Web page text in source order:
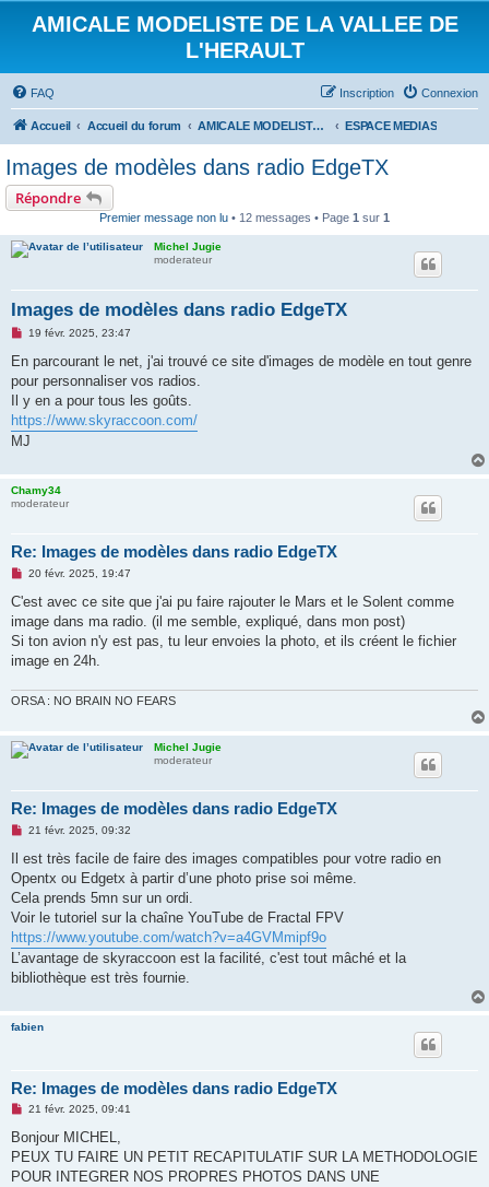
AMICALE MODELISTE DE LA VALLEE DE
L'HERAULT
FAQ Connexion
Inscription
Accueil Accueil du forum AMICALE MODELISTE DE LA VALLEE DE L'HERAULT ESPACE MEDIAS
Images de modèles dans radio EdgeTX
Répondre
Premier message non lu • 12 messages • Page 1 sur 1
Michel Jugie
moderateur
Images de modèles dans radio EdgeTX
M
s
a
g
e
n
o
n
u
19 févr. 2025, 23:47
En parcourant le net, j'ai trouvé ce site d'images de modèle en tout genre
pour personnaliser vos radios.
Il y en a pour tous les goûts.
https://www.skyraccoon.com/
MJ
Chamy34
moderateur
Re: Images de modèles dans radio EdgeTX
M
s
a
g
n
n
l
20 févr. 2025, 19:47
C'est avec ce site que j'ai pu faire rajouter le Mars et le Solent comme
image dans ma radio. (il me semble, expliqué, dans mon post)
Si ton avion n'y est pas, tu leur envoies la photo, et ils créent le fichier
image en 24h.
ORSA : NO BRAIN NO FEARS
Michel Jugie
moderateur
Re: Images de modèles dans radio EdgeTX
M
s
a
g
n
o
n
l
u
21 févr. 2025, 09:32
Il est très facile de faire des images compatibles pour votre radio en
Opentx ou Edgetx à partir d’une photo prise soi même.
Cela prends 5mn sur un ordi.
Voir le tutoriel sur la chaîne YouTube de Fractal FPV
https://www.youtube.com/watch?v=a4GVMmipf9o
L’avantage de skyraccoon est la facilité, c'est tout mâché et la
bibliothèque est très fournie.
fabien
Re: Images de modèles dans radio EdgeTX
M
s
a
g
21 févr. 2025, 09:41
Bonjour MICHEL,
PEUX TU FAIRE UN PETIT RECAPITULATIF SUR LA METHODOLOGIE
POUR INTEGRER NOS PROPRES PHOTOS DANS UNE